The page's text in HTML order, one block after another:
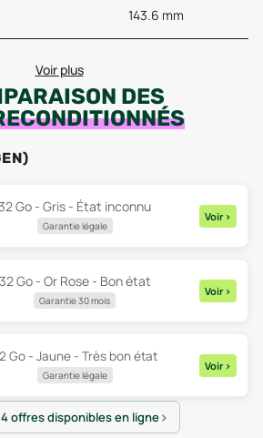
143.6 mm
Voir plus
DES
Go - Gris - État inconnu
Garantie légale
Voir >
32 Go - Or Rose - Bon état
Garantie 30 mois
Voir >
Go - Jaune - Très bon état
Garantie légale
Voir >
offres disponibles en ligne